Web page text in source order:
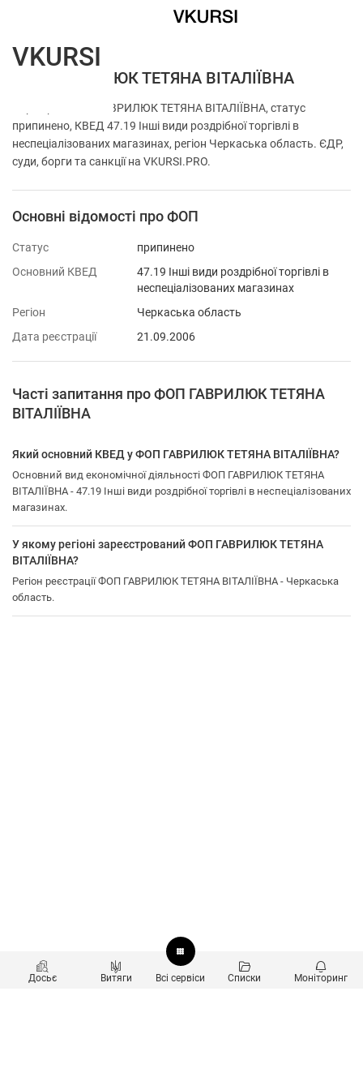
ФОП ГАВРИЛЮК ТЕТЯНА ВІТАЛІЇВНА
Перевірка ФОП ГАВРИЛЮК ТЕТЯНА ВІТАЛІЇВНА, статус
припинено, КВЕД 47.19 Інші види роздрібної торгівлі в
неспеціалізованих магазинах, регіон Черкаська область. ЄДР,
суди, борги та санкції на VKURSI.PRO.
Основні відомості про ФОП
Статус
припинено
Основний КВЕД
47.19 Інші види роздрібної торгівлі в
неспеціалізованих магазинах
Регіон
Черкаська область
Дата реєстрації
21.09.2006
Часті запитання про ФОП ГАВРИЛЮК ТЕТЯНА
ВІТАЛІЇВНА
Який основний КВЕД у ФОП ГАВРИЛЮК ТЕТЯНА ВІТАЛІЇВНА?
Основний вид економічної діяльності ФОП ГАВРИЛЮК ТЕТЯНА
ВІТАЛІЇВНА - 47.19 Інші види роздрібної торгівлі в неспеціалізованих
магазинах.
У якому регіоні зареєстрований ФОП ГАВРИЛЮК ТЕТЯНА
ВІТАЛІЇВНА?
Регіон реєстрації ФОП ГАВРИЛЮК ТЕТЯНА ВІТАЛІЇВНА - Черкаська
область.
Досьє Витяги Всі сервіси Списки Моніторинг
VKURSI